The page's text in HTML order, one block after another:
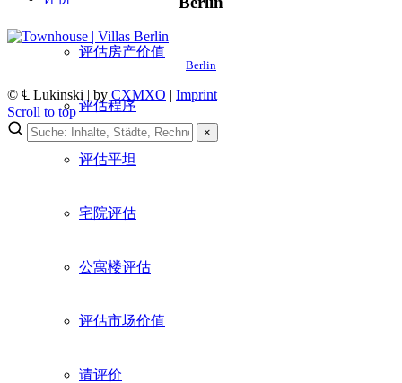
评估房产价值
评估程序
评估平坦
宅院评估
公寓楼评估
评估市场价值
请评价
Berlin
© ℄ Lukinski | by CXMXO | Imprint
Scroll to top
×
Exklusive Immobilien-Deals, Off-Market-Angebote und Markt-